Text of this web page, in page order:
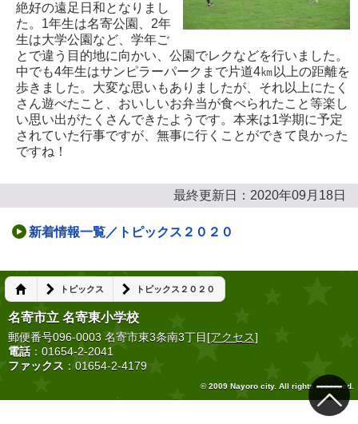
絶好の遠足日和となりまし
た。1年生は名寄公園、2年
生は大学公園など、学年ご
とで違う目的地に向かい、公園でレクなどを行いました。
中でも4年生はサンピラーパークまで片道4㎞以上の距離を
歩きました。大変な思いもありましたが、それ以上にたく
さん遊べたこと、おいしいお弁当が食べられたこと等楽し
い思い出がたくさんできたようです。本来は1学期に予定
されていた行事ですが、無事に行くことができて良かった
ですね！
最終更新日：2020年09月18日
新着情報一覧／トピックス２０２０
トピックス トピックス２０２０
名寄市立 名寄東小学校
郵便番号096-0003 名寄市東3条南3丁目[アクセス]
電話：01654-2-2041
ファックス ：01654-2-4179
© 2009 Nayoro city. All rights reserved.